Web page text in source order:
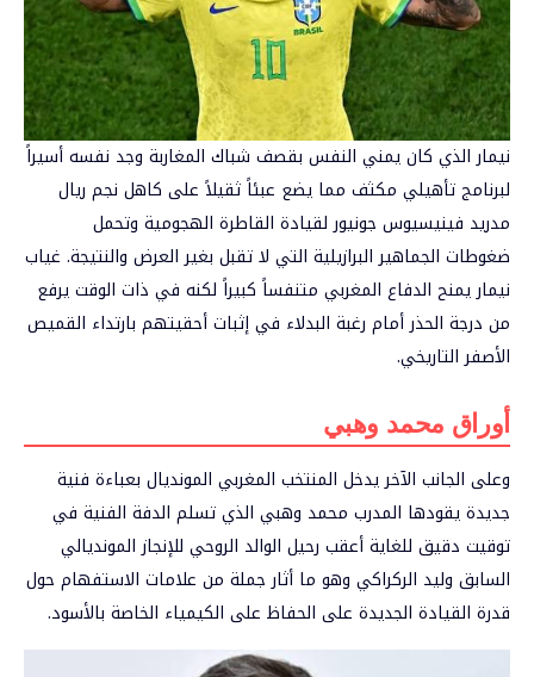
نيمار الذي كان يمني النفس بقصف شباك المغاربة وجد نفسه أسيراً
لبرنامج تأهيلي مكثف مما يضع عبئاً ثقيلاً على كاهل نجم ريال
مدريد فينيسيوس جونيور لقيادة القاطرة الهجومية وتحمل
ضغوطات الجماهير البرازيلية التي لا تقبل بغير العرض والنتيجة. غياب
نيمار يمنح الدفاع المغربي متنفساً كبيراً لكنه في ذات الوقت يرفع
من درجة الحذر أمام رغبة البدلاء في إثبات أحقيتهم بارتداء القميص
الأصفر التاريخي.
أوراق محمد وهبي
وعلى الجانب الآخر يدخل المنتخب المغربي المونديال بعباءة فنية
جديدة يقودها المدرب محمد وهبي الذي تسلم الدفة الفنية في
توقيت دقيق للغاية أعقب رحيل الوالد الروحي للإنجاز المونديالي
السابق وليد الركراكي وهو ما أثار جملة من علامات الاستفهام حول
قدرة القيادة الجديدة على الحفاظ على الكيمياء الخاصة بالأسود.